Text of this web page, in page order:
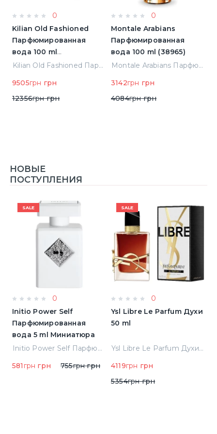
0
Kilian Old Fashioned
Парфюмированная
вода 100 ml
(3700550240723)
Kilian Old Fashioned Парфюмированная вода 100 ml (3700550240723)
9505грн грн
12356грнгрн
0
Montale Arabians
Парфюмированная
вода 100 ml (38965)
Montale Arabians Парфюмированная вода 100 ml (38965)
3142грн грн
4084грнгрн
НОВЫЕ
ПОСТУПЛЕНИЯ
SALE
0
Initio Power Self
Парфюмированная
вода 5 ml Миниатюра
Initio Power Self Парфюмированная вода 5 ml Миниатюра
581 грн грн 755грнгрн
SALE
0
Ysl Libre Le Parfum Духи
50 ml
Ysl Libre Le Parfum Духи 50 ml
4119грн грн
5354грнгрн